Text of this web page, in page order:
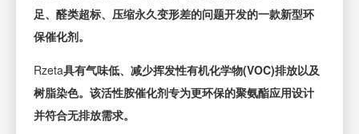
足、醛类超标、压缩永久变形差的问题开发的一款新型环
保催化剂。
Rzeta具有气味低、减少挥发性有机化学物(VOC)排放以及
树脂染色。该活性胺催化剂专为更环保的聚氨酯应用设计
并符合无排放需求。